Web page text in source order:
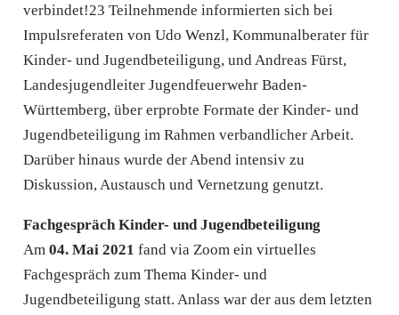
verbindet!23 Teilnehmende informierten sich bei
Impulsreferaten von Udo Wenzl, Kommunalberater für
Kinder- und Jugendbeteiligung, und Andreas Fürst,
Landesjugendleiter Jugendfeuerwehr Baden-
Württemberg, über erprobte Formate der Kinder- und
Jugendbeteiligung im Rahmen verbandlicher Arbeit.
Darüber hinaus wurde der Abend intensiv zu
Diskussion, Austausch und Vernetzung genutzt.
Fachgespräch Kinder- und Jugendbeteiligung
Am 04. Mai 2021 fand via Zoom ein virtuelles
Fachgespräch zum Thema Kinder- und
Jugendbeteiligung statt. Anlass war der aus dem letzten